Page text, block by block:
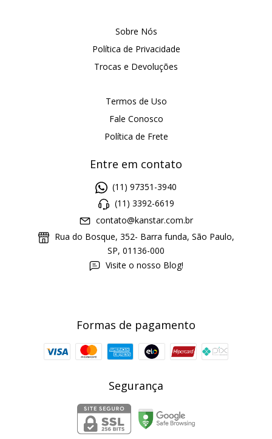
Sobre Nós
Política de Privacidade
Trocas e Devoluções
Termos de Uso
Fale Conosco
Política de Frete
Entre em contato
(11) 97351-3940
(11) 3392-6619
contato@kanstar.com.br
Rua do Bosque, 352- Barra funda, São Paulo,
SP, 01136-000
Visite o nosso Blog!
Formas de pagamento
Segurança